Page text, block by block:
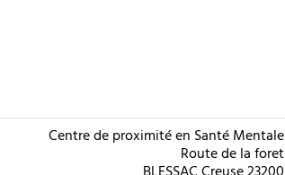
Centre de proximité en Santé Mentale
Route de la foret